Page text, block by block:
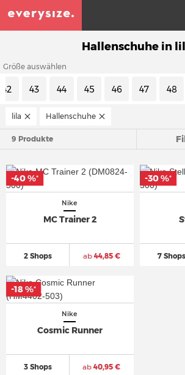
Hallenschuhe in
Größe auswählen
42 43 44 45 46 47 48
lila Hallenschuhe
9 Produkte
Nike
MC Trainer 2
2 Shops ab44,85 €
-40 %*
7 Shops
-30 %*
Nike
Cosmic Runner
3 Shops ab 40,95 €
-18 %*